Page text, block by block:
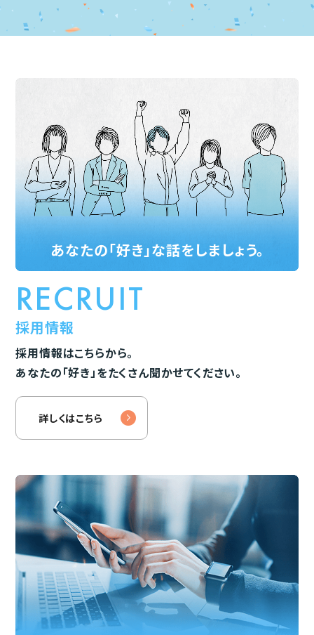
あなたの「好き」な話をしましょう。
RECRUIT
採用情報
採用情報はこちらから。
あなたの「好き」をたくさん聞かせてください。
詳しくはこちら